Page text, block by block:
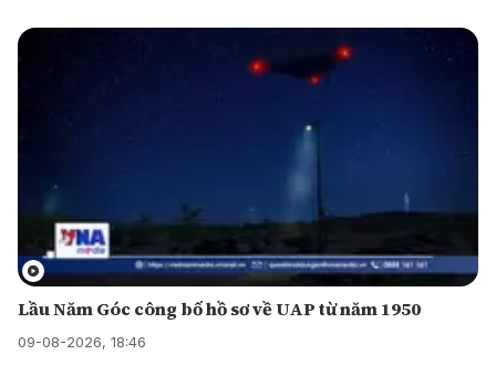
Lầu Năm Góc công bố hồ sơ về UAP từ năm 1950
09-08-2026, 18:46